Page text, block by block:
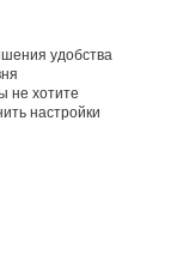
удобства
не хотите
настройки